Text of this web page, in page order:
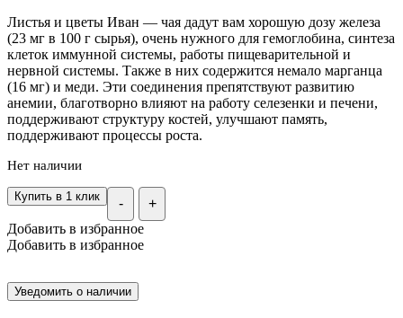
Листья и цветы Иван — чая дадут вам хорошую дозу железа
(23 мг в 100 г сырья), очень нужного для гемоглобина, синтеза
клеток иммунной системы, работы пищеварительной и
нервной системы. Также в них содержится немало марганца
(16 мг) и меди. Эти соединения препятствуют развитию
анемии, благотворно влияют на работу селезенки и печени,
поддерживают структуру костей, улучшают память,
поддерживают процессы роста.
Нет наличии
- +
Купить в 1 клик
Добавить в избранное
Добавить в избранное